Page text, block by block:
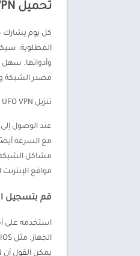
تحميل UFO VPN مهكر اخر اصدار
كل يوم يشارك
مصدر الشبكة
تنزيل UFO VPN – أمان الإنترنت، اتصال آمن
عند الوصول
مواقع
قم بتسجيل
استخدمه على